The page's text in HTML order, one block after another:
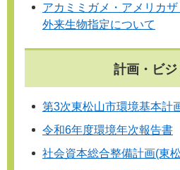
アカミミガメ・アメリカ
外来生物指定について
計画・ビジ
第3次東松山市環境基本計
令和6年度環境年次報告書
社会資本総合整備計画(東